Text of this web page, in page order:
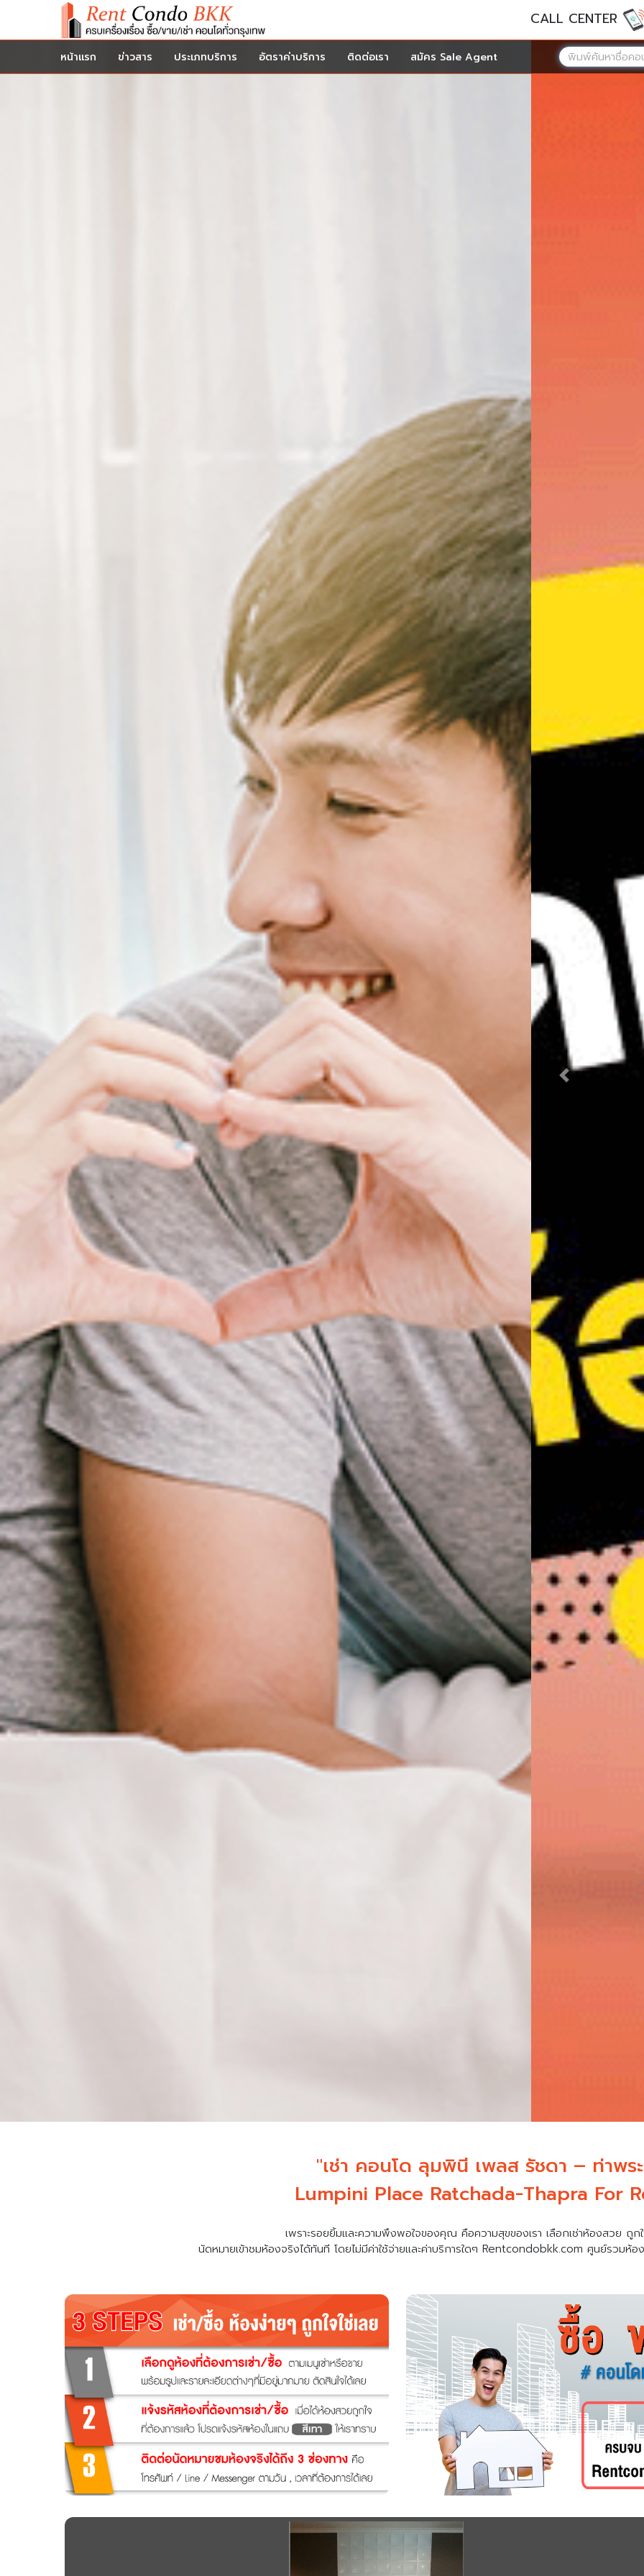
CALL CENTER
หน้าแรก ข่าวสาร ประเภทบริการ อัตราค่าบริการ ติดต่อเรา สมัคร Sale Agent
Previous
"เช่า คอนโด ลุมพินี เพลส รัชดา – ท่าพร
Lumpini Place Ratchada-Thapra For
เพราะรอยยิ้มและความพึงพอใจของคุณ คือความสุขของเรา เลือกเช่าห้องสวย ถูก
นัดหมายเข้าชมห้องจริงได้ทันที โดยไม่มีค่าใช้จ่ายและค่าบริการใดๆ Rentcondobkk.com ศูนย์รวมห้อ